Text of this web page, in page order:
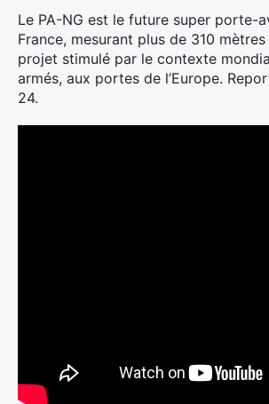
Le PA-NG est le future super porte-
France, mesurant plus de 310
projet stimulé par le contexte
armés, aux portes de l’Europe.
24.